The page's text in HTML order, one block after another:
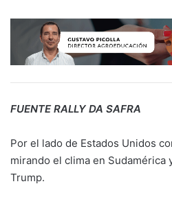
FUENTE RALLY DA SAFRA
Por el lado de Estados Unidos
mirando el clima en Sudamérica
Trump.